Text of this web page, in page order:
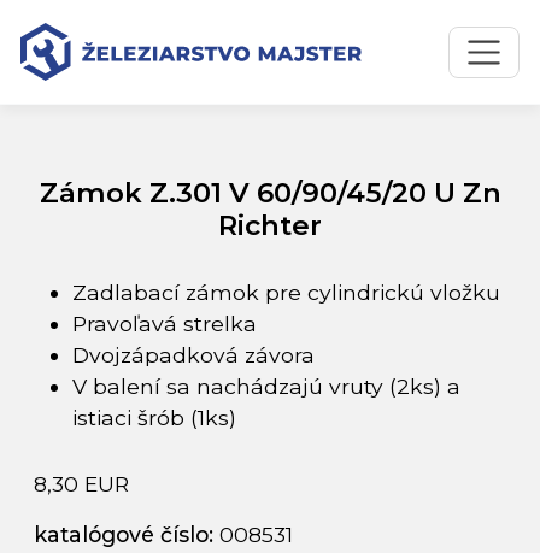
Preskočiť na obsah
Preskočiť na hlavné menu
Úvodná stránka
Zámok Z.301 V 60/90/45/20 U Zn Richter
Zámok Z.301 V 60/90/45/20 U Zn
Richter
Zadlabací zámok pre cylindrickú vložku
Pravoľavá strelka
Dvojzápadková závora
V balení sa nachádzajú vruty (2ks) a
istiaci šrób (1ks)
8,30 EUR
katalógové číslo: 008531